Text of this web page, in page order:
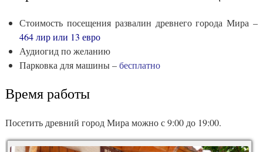
Стоимость посещения развалин древнего города Мира –
464 лир или 13 евро
Аудиогид по желанию
Парковка для машины –бесплатно
Время работы
Посетить древний город Мира можно с 9:00 до 19:00.